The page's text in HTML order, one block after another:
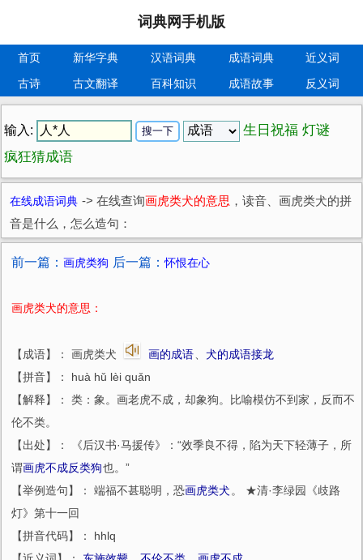
词典网手机版
首页 新华字典 汉语词典 成语词典
近义词
古诗
古文翻译 百科知识 成语故事 反义词
输入: 生日祝福 灯谜
疯狂猜成语
在线成语词典 -> 在线查询画虎类犬的意思 ，读音、画虎类犬的拼
音是什么，怎么造句：
前一篇： 画虎类狗 后一篇：怀恨在心
画虎类犬的意思：
【成语】： 画虎类犬 画的成语
犬的成语接龙
【拼音】： huà hǔ lèi quǎn
【解释】： 类：象。画老虎不成，却象狗。比喻模仿不到家，反而不
伦不类。
【出处】： 《后汉书·马援传》：“效季良不得，陷为天下轻薄子，所
谓画虎不成反类狗也。”
【举例造句】： 端福不甚聪明，恐画虎类犬 。 ★清·李绿园《歧路
灯》第十一回
【拼音代码】： hhlq